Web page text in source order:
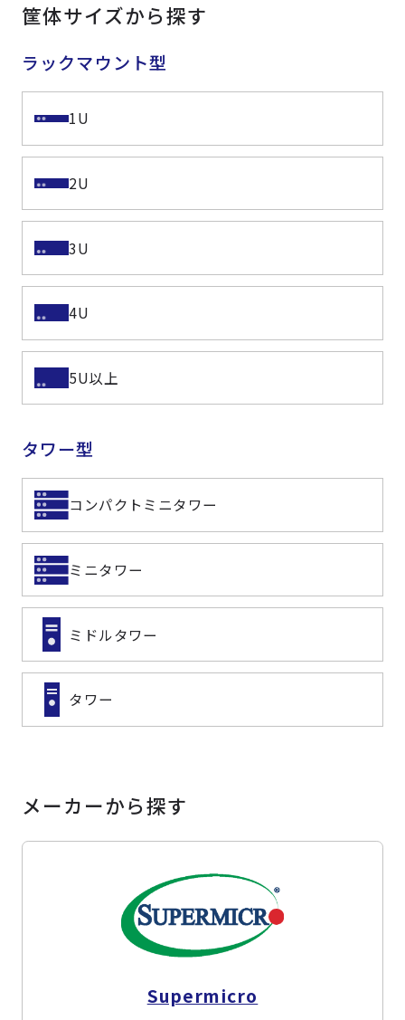
筐体サイズから探す
ラックマウント型
1U
2U
3U
4U
5U以上
タワー型
コンパクトミニタワー
ミニタワー
ミドルタワー
タワー
メーカーから探す
Supermicro